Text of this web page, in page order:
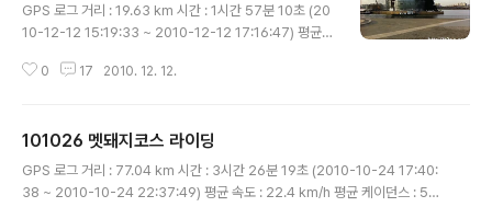
GPS 로그 거리 : 19.63 km 시간 : 1시간 57분 10초 (20
10-12-12 15:19:33 ~ 2010-12-12 17:16:47) 평균
51 rpm 꽤 추운 날이었다. 최근 프로젝트때문에 바빠서
수교 넘어갔다가 되돌아와서 반미니로 향하고.. 반미니에
도착하니 아는 분 와 계시길레 이야기 좀 하고 있던 중, 저
쪽 횡단보도 건너편에서 연기가 모락모락 올라오는 것이
0 17 2010. 12. 12.
101026 멧돼지코스 라이딩
GPS 로그 거리 : 77.04 km 시간 : 3시간 26분 19초 (2010-10-24 17:40:
38 ~ 2010-10-24 22:37:49) 평균 속도 : 22.4 km/h 평균 케이던스 : 54